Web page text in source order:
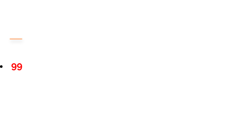
99